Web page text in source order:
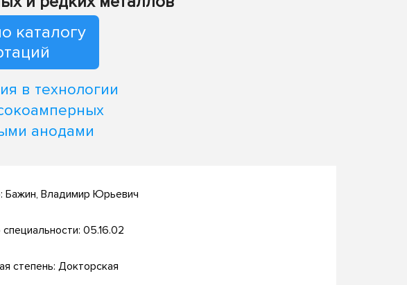
каталогу
в технологии
анодами
Бажин, Владимир Юрьевич
05.16.02
степень: Докторская